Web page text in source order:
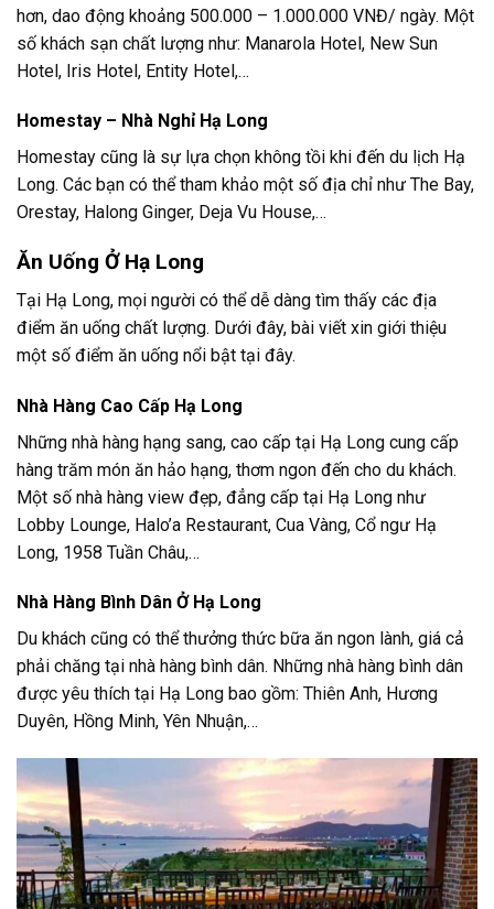
hơn, dao động khoảng 500.000 – 1.000.000 VNĐ/ ngày. Một
số khách sạn chất lượng như: Manarola Hotel, New Sun
Hotel, Iris Hotel, Entity Hotel,…
Homestay – Nhà Nghỉ Hạ Long
Homestay cũng là sự lựa chọn không tồi khi đến du lịch Hạ
Long. Các bạn có thể tham khảo một số địa chỉ như The Bay,
Orestay, Halong Ginger, Deja Vu House,…
Ăn Uống Ở Hạ Long
Tại Hạ Long, mọi người có thể dễ dàng tìm thấy các địa
điểm ăn uống chất lượng. Dưới đây, bài viết xin giới thiệu
một số điểm ăn uống nổi bật tại đây.
Nhà Hàng Cao Cấp Hạ Long
Những nhà hàng hạng sang, cao cấp tại Hạ Long cung cấp
hàng trăm món ăn hảo hạng, thơm ngon đến cho du khách.
Một số nhà hàng view đẹp, đẳng cấp tại Hạ Long như
Lobby Lounge, Halo’a Restaurant, Cua Vàng, Cổ ngư Hạ
Long, 1958 Tuần Châu,…
Nhà Hàng Bình Dân Ở Hạ Long
Du khách cũng có thể thưởng thức bữa ăn ngon lành, giá cả
phải chăng tại nhà hàng bình dân. Những nhà hàng bình dân
được yêu thích tại Hạ Long bao gồm: Thiên Anh, Hương
Duyên, Hồng Minh, Yên Nhuận,…